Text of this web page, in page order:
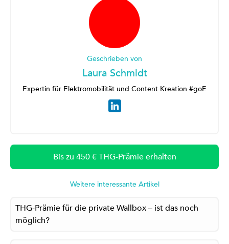
Geschrieben von
Laura Schmidt
Expertin für Elektromobilität und Content Kreation #goE
Bis zu 450 € THG-Prämie erhalten
Weitere interessante Artikel
THG-Prämie für die private Wallbox – ist das noch
möglich?